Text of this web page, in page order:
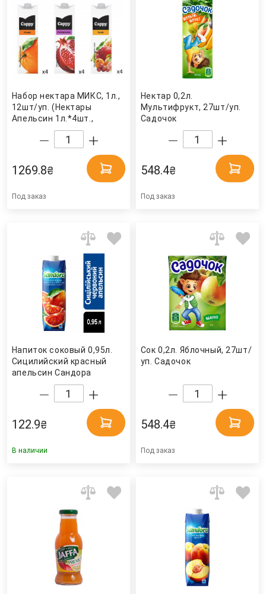
Набор нектара МИКС, 1л.,
12шт/уп. (Нектары
Апельсин 1л.*4шт.,
Экзотик 1л.*4шт., Гранат
1л.*4шт.) Cappy
1269.8₴
Под заказ
Нектар 0,2л.
Мультифрукт, 27шт/уп.
Садочок
548.4₴
Под заказ
Напиток соковый 0,95л.
Сицилийский красный
апельсин Сандора
122.9₴
В наличии
Сок 0,2л. Яблочный, 27шт/
уп. Садочок
548.4₴
Под заказ